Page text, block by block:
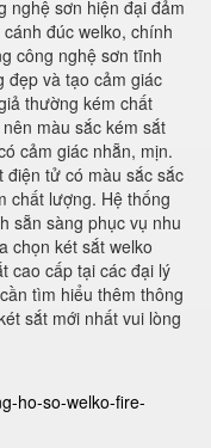
nghệ sơn hiện đại đảm
đúc welko, chính
công nghệ sơn tĩnh
đẹp và tạo cảm giác
thường kém chất
màu sắc kém sắt
cảm giác nhẵn, mịn.
điện tử có màu sắc sắc
chất lượng. Hệ thống
sẵn sàng phục vụ nhu
chọn két sắt welko
cao cấp tại các đại lý
tìm hiểu thêm thông
sắt mới nhất vui lòng
ho-so-welko-fire-